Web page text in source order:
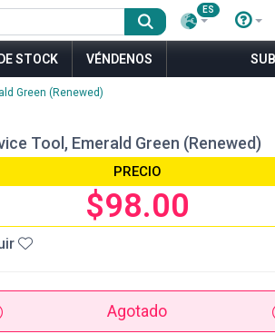
ES
STOCK VÉNDENOS
Green (Renewed)
Tool, Emerald Green (Renewed)
PRECIO
$98.00
Agotado